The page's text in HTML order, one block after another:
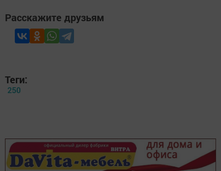
Расскажите друзьям
Теги:
250